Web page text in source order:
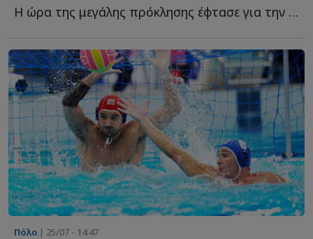
Η ώρα της μεγάλης πρόκλησης έφτασε για την Εθνική ομάδα π...
Πόλο | 25/07 - 14:47